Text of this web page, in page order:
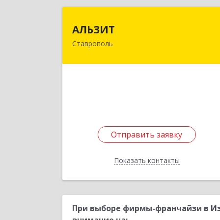
АЛЬЗИТ
Ставрополь
Отправить заявку
Показать контакты
355008, Ставропольский край,
Отправить заявку
Назад
При выборе фирмы-франчайзи в